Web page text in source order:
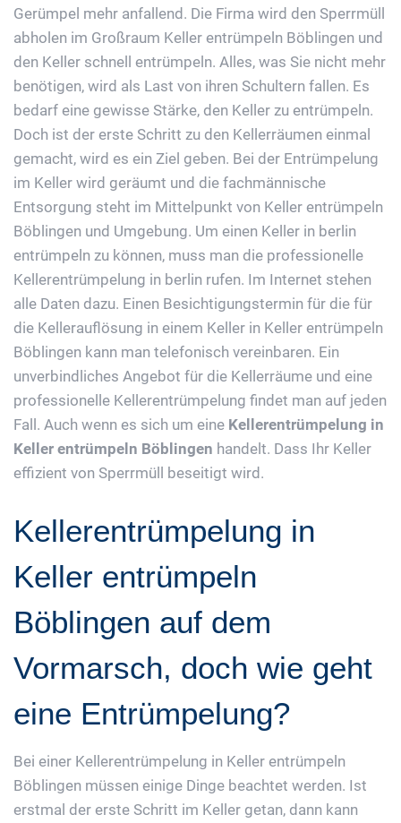
Gerümpel mehr anfallend. Die Firma wird den Sperrmüll
abholen im Großraum Keller entrümpeln Böblingen und
den Keller schnell entrümpeln. Alles, was Sie nicht mehr
benötigen, wird als Last von ihren Schultern fallen. Es
bedarf eine gewisse Stärke, den Keller zu entrümpeln.
Doch ist der erste Schritt zu den Kellerräumen einmal
gemacht, wird es ein Ziel geben. Bei der Entrümpelung
im Keller wird geräumt und die fachmännische
Entsorgung steht im Mittelpunkt von Keller entrümpeln
Böblingen und Umgebung. Um einen Keller in berlin
entrümpeln zu können, muss man die professionelle
Kellerentrümpelung in berlin rufen. Im Internet stehen
alle Daten dazu. Einen Besichtigungstermin für die für
die Kellerauflösung in einem Keller in Keller entrümpeln
Böblingen kann man telefonisch vereinbaren. Ein
unverbindliches Angebot für die Kellerräume und eine
professionelle Kellerentrümpelung findet man auf jeden
Fall. Auch wenn es sich um eine Kellerentrümpelung in
Keller entrümpeln Böblingen handelt. Dass Ihr Keller
effizient von Sperrmüll beseitigt wird.
Kellerentrümpelung in
Keller entrümpeln
Böblingen auf dem
Vormarsch, doch wie geht
eine Entrümpelung?
Bei einer Kellerentrümpelung in Keller entrümpeln
Böblingen müssen einige Dinge beachtet werden. Ist
erstmal der erste Schritt im Keller getan, dann kann